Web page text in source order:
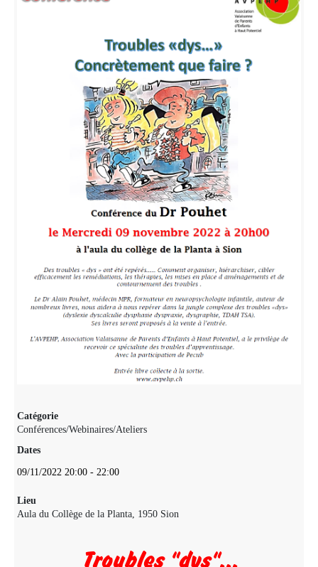
Catégorie
Conférences/Webinaires/Ateliers
Dates
09/11/2022 20:00 - 22:00
Lieu
Aula du Collège de la Planta, 1950 Sion
Troubles "dys"...